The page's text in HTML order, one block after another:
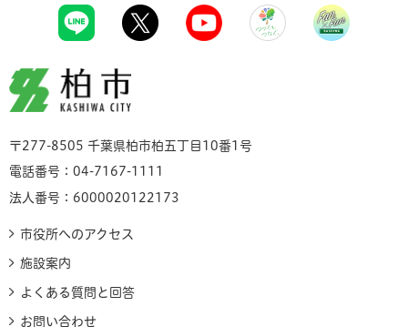
柏市
〒277-8505 千葉県柏市柏五丁目10番1号
電話番号：04-7167-1111
法人番号：6000020122173
市役所へのアクセス
施設案内
よくある質問と回答
お問い合わせ